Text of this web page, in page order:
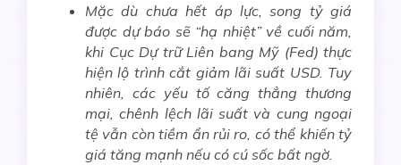
Mặc dù chưa hết áp lực, song tỷ giá
được dự báo sẽ “hạ nhiệt” về cuối năm,
khi Cục Dự trữ Liên bang Mỹ (Fed) thực
hiện lộ trình cắt giảm lãi suất USD. Tuy
nhiên, các yếu tố căng thẳng thương
mại, chênh lệch lãi suất và cung ngoại
tệ vẫn còn tiềm ẩn rủi ro, có thể khiến tỷ
giá tăng mạnh nếu có cú sốc bất ngờ.